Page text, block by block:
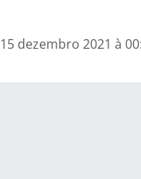
15 dezembro 2021 à